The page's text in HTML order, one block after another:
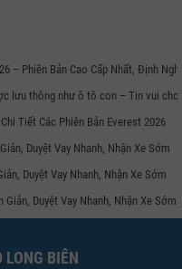
– Phiên Bản Cao Cấp Nhất, Định
lưu thông như ô tô con – Tin vui cho
Tiết Các Phiên Bản Everest 2026
Duyệt Vay Nhanh, Nhận Xe Sớm
Duyệt Vay Nhanh, Nhận Xe Sớm
Duyệt Vay Nhanh, Nhận Xe Sớm
LONG BIÊN